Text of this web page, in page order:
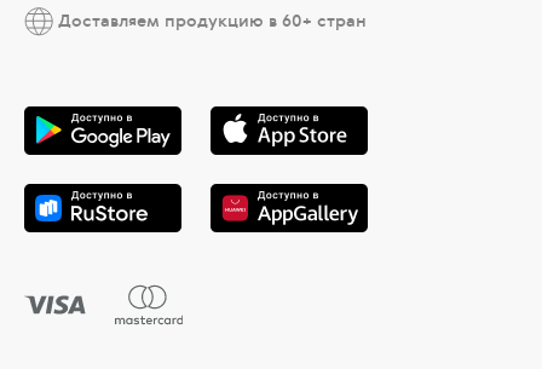
Доставляем продукцию в 60+ стран